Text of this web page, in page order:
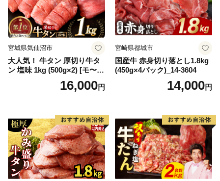
宮城県気仙沼市
大人気！ 牛タン 厚切り牛タ
ン 塩味 1kg (500g×2) [モ〜ラ
ンド 宮城県 気仙沼市 205646
60] 肉 牛肉 精肉 牛たん 牛タ
厚切り タン
16,000円
宮崎県都城市
国産牛 赤身切り落とし1.8kg
(450g×4パック)_14-3604
14,000円